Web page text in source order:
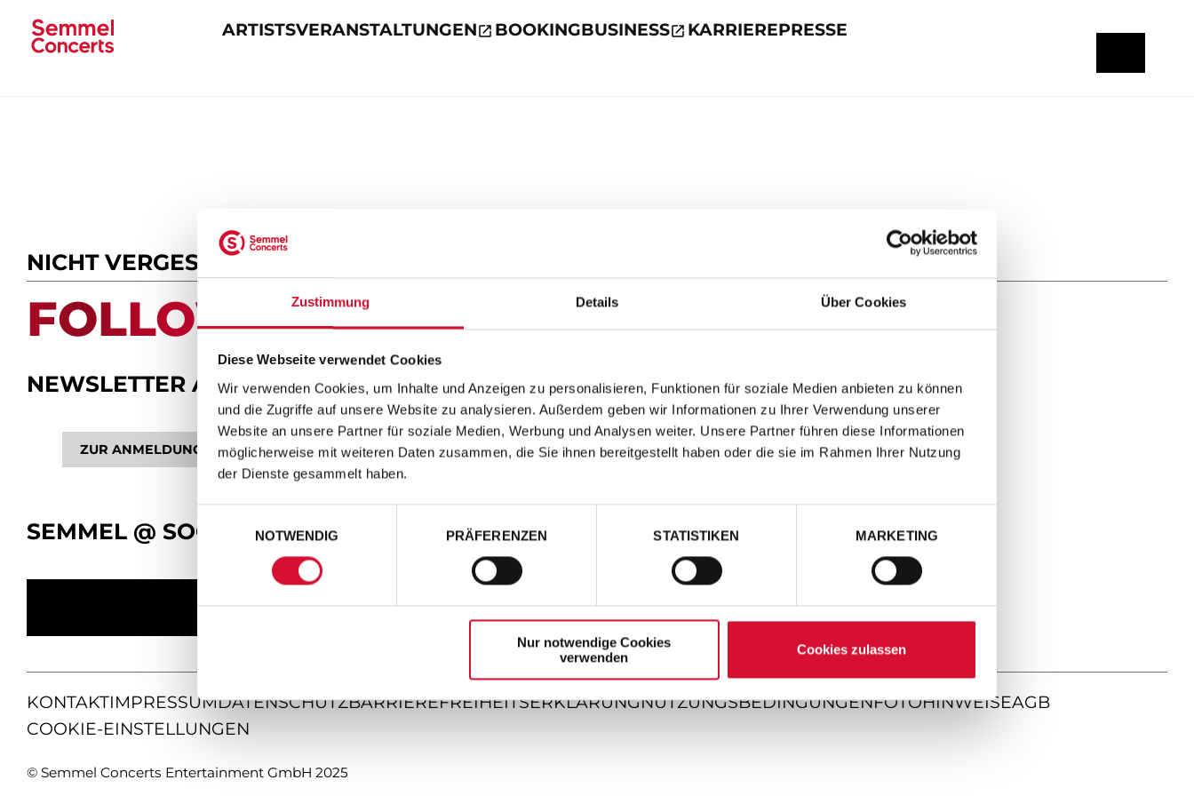
Zustimmung Details Über Cookies
Diese Webseite verwendet Cookies
Wir verwenden Cookies, um Inhalte und Anzeigen zu personalisieren, Funktionen für soziale Medien anbieten zu können
und die Zugriffe auf unsere Website zu analysieren. Außerdem geben wir Informationen zu Ihrer Verwendung unserer
Website an unsere Partner für soziale Medien, Werbung und Analysen weiter. Unsere Partner führen diese Informationen
möglicherweise mit weiteren Daten zusammen, die Sie ihnen bereitgestellt haben oder die sie im Rahmen Ihrer Nutzung
der Dienste gesammelt haben.
NOTWENDIG
PRÄFERENZEN STATISTIKEN MARKETING
Nur notwendige Cookies
verwenden
Cookies zulassen
ARTISTSVERANSTALTUNGEN BOOKINGBUSINESS KARRIEREPRESSE
NICHT VERGESSEN
FOLLOW US.
NEWSLETTER ABONNIEREN
ZUR ANMELDUNG
SEMMEL @ SOCIAL MEDIA
KONTAKTIMPRESSUMDATENSCHUTZBARRIEREFREIHEITSERKLÄRUNGNUTZUNGSBEDINGUNGENFOTOHINWEISEAGB
COOKIE-EINSTELLUNGEN
© Semmel Concerts Entertainment GmbH 2025